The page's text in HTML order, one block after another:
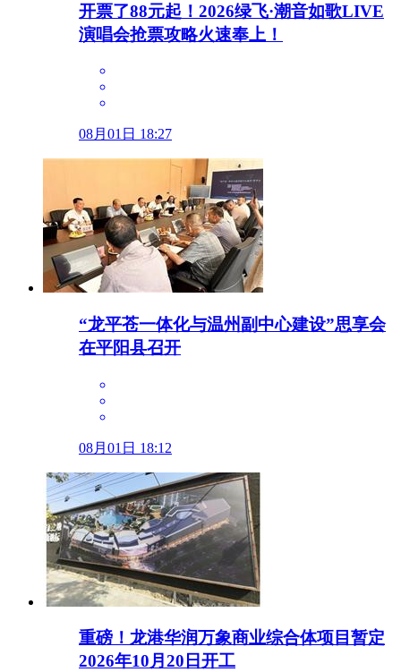
开票了88元起！2026绿飞·潮音如歌LIVE
演唱会抢票攻略火速奉上！
08月01日 18:27
“龙平苍一体化与温州副中心建设”思享会
在平阳县召开
08月01日 18:12
重磅！龙港华润万象商业综合体项目暂定
2026年10月20日开工